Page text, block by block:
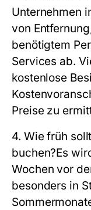
Unternehmen
von
benötigtem
Services ab.
kostenlose
Preise zu
4. Wie früh
buchen?Es
Wochen vor
besonders in